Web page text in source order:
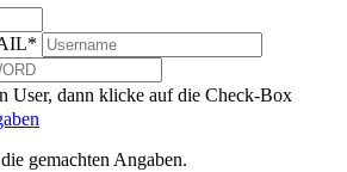
*
User, dann klicke auf die Check-Box
gemachten Angaben.